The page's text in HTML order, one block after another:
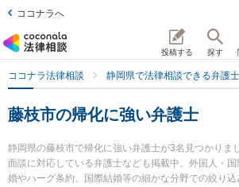
ココナラへ
投稿する 探す
ココナラ法律相談 静岡県で法律相談できる弁護士
藤枝市の帰化に強い弁護士
静岡県の藤枝市で帰化に強い弁護士が3名見つかりま
面談に対応している弁護士なども掲載中。外国人・
婚やハーグ条約、国際結婚等の細かな分野での絞り込